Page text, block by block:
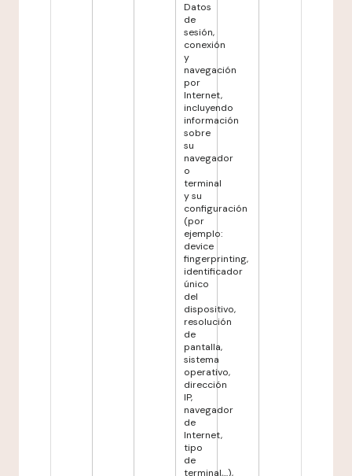
Datos
de
sesión,
conexión
y
navegación
por
Internet,
incluyendo
información
sobre
su
navegador
o
terminal
y su
configuración
(por
ejemplo:
device
fingerprinting,
identificador
único
del
dispositivo,
resolución
de
pantalla,
sistema
operativo,
dirección
IP,
navegador
de
Internet,
tipo
de
terminal,...),